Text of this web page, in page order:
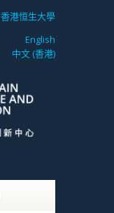
香港恒生大學
English
中文 (香港)